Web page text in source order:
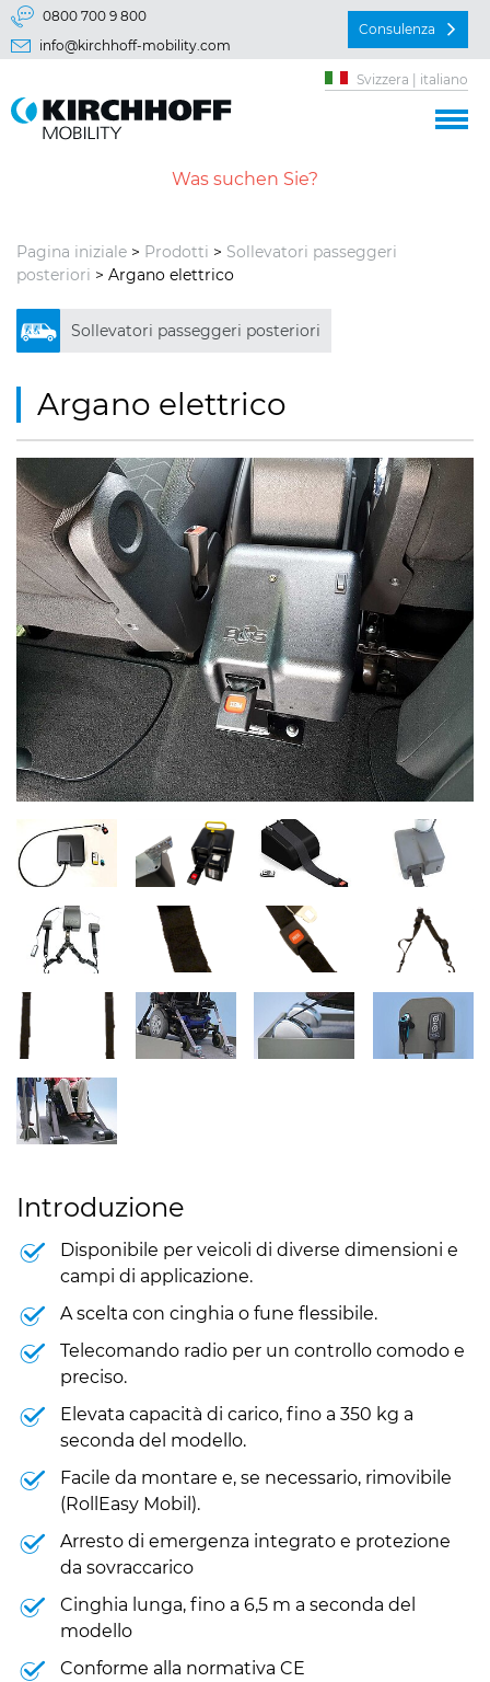
Vai direttamente a:
Menu principal
0800 700 9 800
info@kirchhoff-mobility.com
Consulenza
Svizzera | italiano
Pagina iniziale > Prodotti > Sollevatori passeggeri
posteriori > Argano elettrico
Sollevatori passeggeri posteriori
Argano elettrico
Introduzione
Disponibile per veicoli di diverse dimensioni e
campi di applicazione.
A scelta con cinghia o fune flessibile.
Telecomando radio per un controllo comodo e
preciso.
Elevata capacità di carico, fino a 350 kg a
seconda del modello.
Facile da montare e, se necessario, rimovibile
(RollEasy Mobil).
Arresto di emergenza integrato e protezione
da sovraccarico
Cinghia lunga, fino a 6,5 m a seconda del
modello
Conforme alla normativa CE